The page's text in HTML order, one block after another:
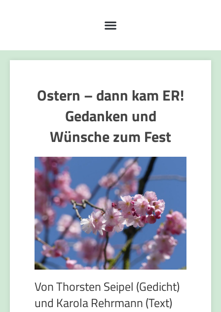
Ostern – dann kam ER!
Gedanken und
Wünsche zum Fest
Von Thorsten Seipel (Gedicht)
und Karola Rehrmann (Text)